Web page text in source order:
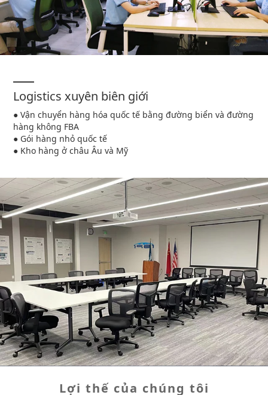
Logistics xuyên biên giới
● Vận chuyển hàng hóa quốc tế bằng đường biển và đường
hàng không FBA
● Gói hàng nhỏ quốc tế
● Kho hàng ở châu Âu và Mỹ
Lợi thế của chúng tôi